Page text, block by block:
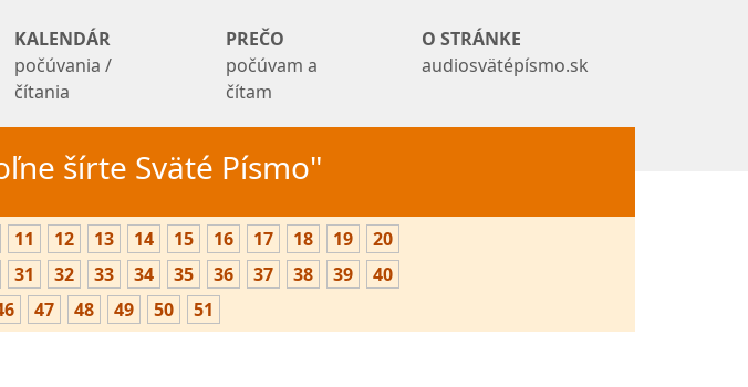
KALENDÁR
počúvania /
čítania
PREČO
počúvam a
čítam
O STRÁNKE
audiosvätépísmo.sk
šírte Sväté Písmo"
11 12 13 14 15 16 17 18 19
20
31 32 33 34 35 36 37 38 39
40
47 48 49 50 51